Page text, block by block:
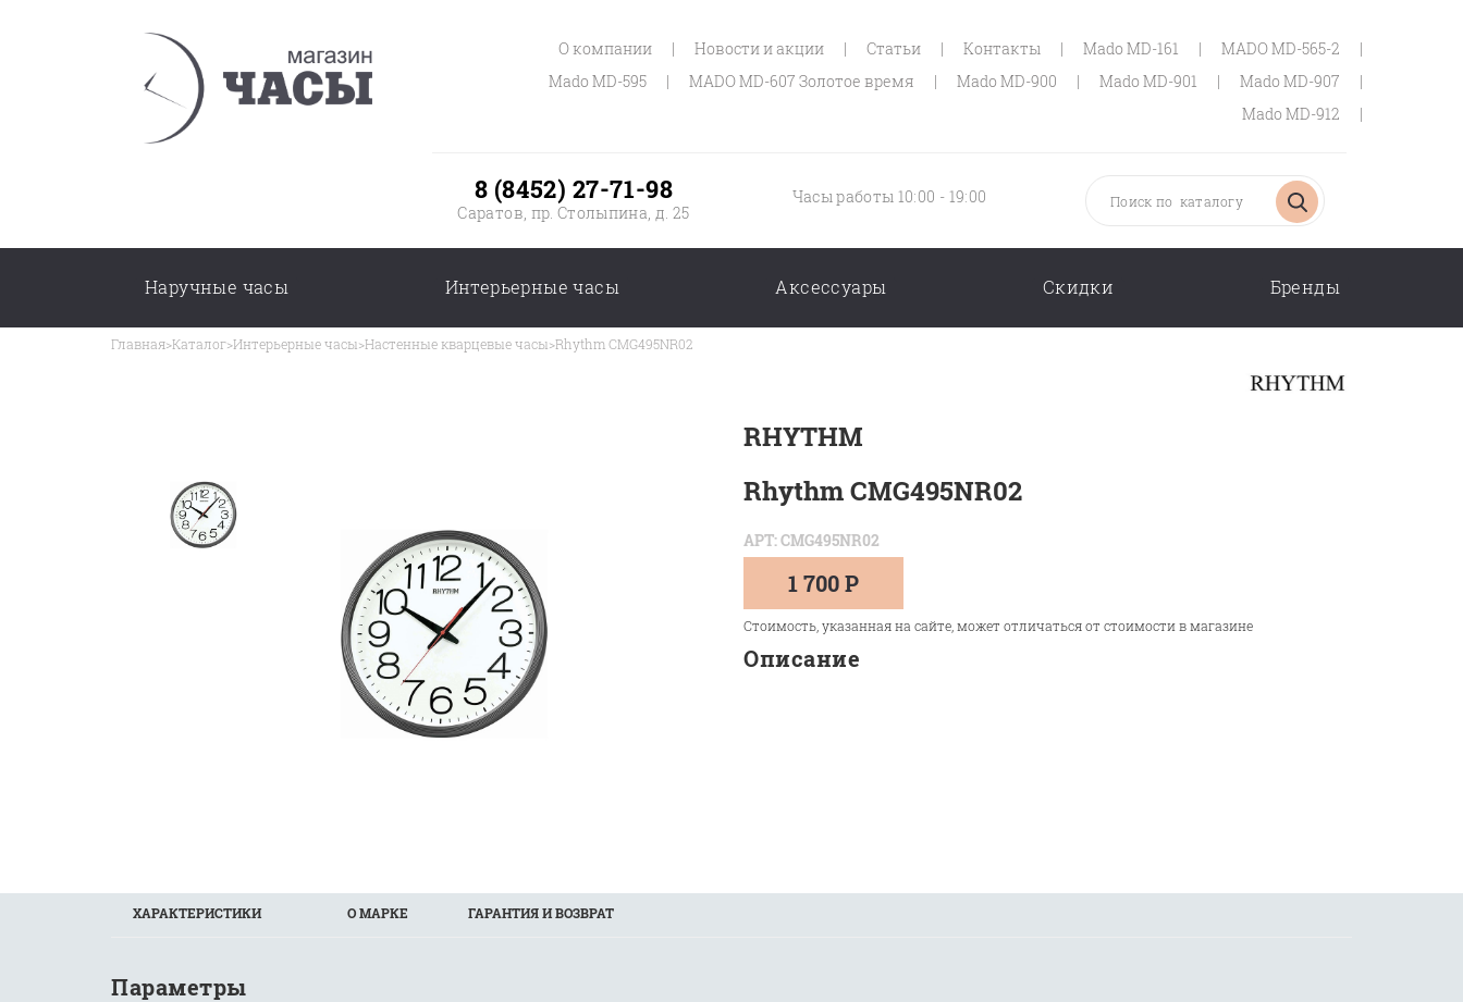
О компании | Новости и акции | Статьи | Контакты | Mado MD-161 | MADO MD-565-2
|
Mado MD-595
| MADO MD-607 Золотое время | Mado MD-900 | Mado MD-901 | Mado MD-907
|
Mado MD-912
|
8 (8452) 27-71-98
Саратов, пр. Столыпина, д. 25
Часы работы 10:00 - 19:00
Наручные часы Интерьерные часы Аксессуары Скидки Бренды
Главная>Каталог>Интерьерные часы>Настенные кварцевые часы>Rhythm CMG495NR02
RHYTHM
Rhythm CMG495NR02
АРТ: CMG495NR02
1 700 Р
Стоимость, указанная на сайте, может отличаться от стоимости в магазине
Описание
ХАРАКТЕРИСТИКИ О МАРКЕ ГАРАНТИЯ И ВОЗВРАТ
Параметры